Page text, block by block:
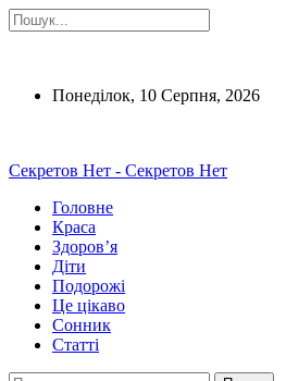
Понеділок, 10 Серпня, 2026
Секретов Нет - Секретов Нет
Головне
Краса
Здоров’я
Діти
Подорожі
Це цікаво
Сонник
Статті